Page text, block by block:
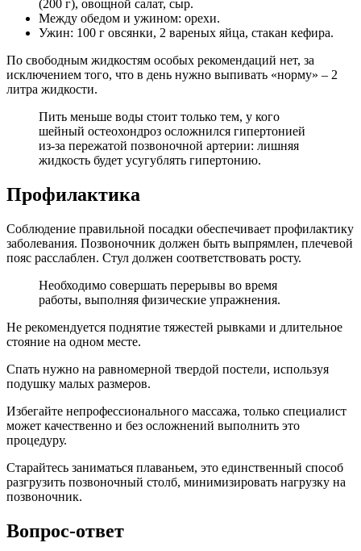
(200 г), овощной салат, сыр.
Между обедом и ужином: орехи.
Ужин: 100 г овсянки, 2 вареных яйца, стакан кефира.
По свободным жидкостям особых рекомендаций нет, за
исключением того, что в день нужно выпивать «норму» – 2
литра жидкости.
Пить меньше воды стоит только тем, у кого
шейный остеохондроз осложнился гипертонией
из-за пережатой позвоночной артерии: лишняя
жидкость будет усугублять гипертонию.
Профилактика
Соблюдение правильной посадки обеспечивает профилактику
заболевания. Позвоночник должен быть выпрямлен, плечевой
пояс расслаблен. Стул должен соответствовать росту.
Необходимо совершать перерывы во время
работы, выполняя физические упражнения.
Не рекомендуется поднятие тяжестей рывками и длительное
стояние на одном месте.
Спать нужно на равномерной твердой постели, используя
подушку малых размеров.
Избегайте непрофессионального массажа, только специалист
может качественно и без осложнений выполнить это
процедуру.
Старайтесь заниматься плаваньем, это единственный способ
разгрузить позвоночный столб, минимизировать нагрузку на
позвоночник.
Вопрос-ответ